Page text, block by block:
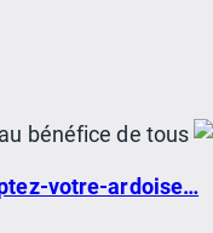
bénéfice de tous
votre-ardoise…